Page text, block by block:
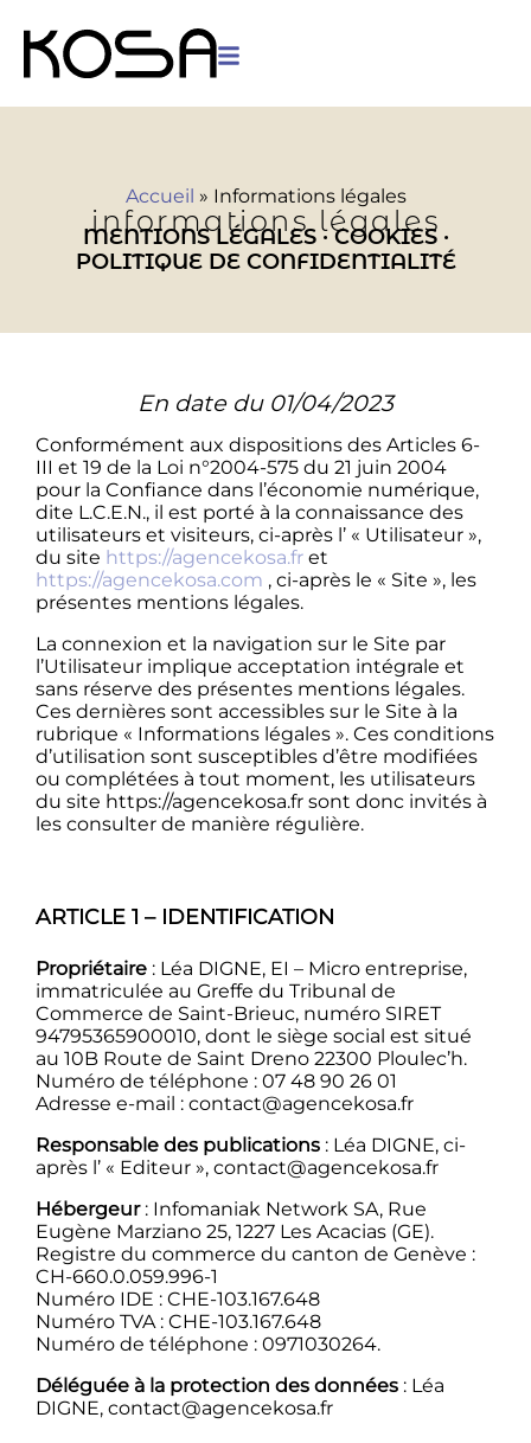
Accueil » Informations légales
informations légales
MENTIONS LÉGALES · COOKIES ·
POLITIQUE DE CONFIDENTIALITÉ
En date du 01/04/2023
Conformément aux dispositions des Articles 6-
III et 19 de la Loi n°2004-575 du 21 juin 2004
pour la Confiance dans l’économie numérique,
dite L.C.E.N., il est porté à la connaissance des
utilisateurs et visiteurs, ci-après l’ « Utilisateur »,
du site https://agencekosa.fr et
https://agencekosa.com , ci-après le « Site », les
présentes mentions légales.
La connexion et la navigation sur le Site par
l’Utilisateur implique acceptation intégrale et
sans réserve des présentes mentions légales.
Ces dernières sont accessibles sur le Site à la
rubrique « Informations légales ». Ces conditions
d’utilisation sont susceptibles d’être modifiées
ou complétées à tout moment, les utilisateurs
du site https://agencekosa.fr sont donc invités à
les consulter de manière régulière.
ARTICLE 1 – IDENTIFICATION
Propriétaire : Léa DIGNE, EI – Micro entreprise,
immatriculée au Greffe du Tribunal de
Commerce de Saint-Brieuc, numéro SIRET
94795365900010, dont le siège social est situé
au 10B Route de Saint Dreno 22300 Ploulec’h.
Numéro de téléphone : 07 48 90 26 01
Adresse e-mail : contact@agencekosa.fr
Responsable des publications : Léa DIGNE, ci-
après l’ « Editeur », contact@agencekosa.fr
Hébergeur: Infomaniak Network SA, Rue
Eugène Marziano 25, 1227 Les Acacias (GE).
Registre du commerce du canton de Genève :
CH-660.0.059.996-1
Numéro IDE : CHE-103.167.648
Numéro TVA : CHE-103.167.648
Numéro de téléphone : 0971030264.
Déléguée à la protection des données : Léa
DIGNE, contact@agencekosa.fr